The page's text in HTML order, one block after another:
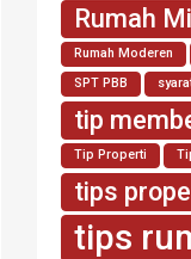
Rumah
Rumah Moderen
SPT PBB
tip
Tip Properti
tips
tips